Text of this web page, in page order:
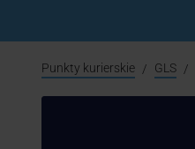
Punkty kurierskie GLS